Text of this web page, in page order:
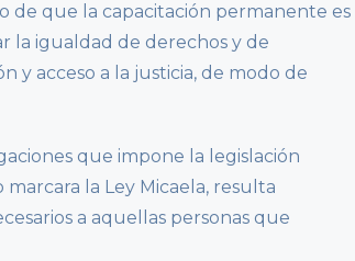
de que la capacitación permanente es
la igualdad de derechos y de
y acceso a la justicia, de modo de
que impone la legislación
la Ley Micaela, resulta
a aquellas personas que